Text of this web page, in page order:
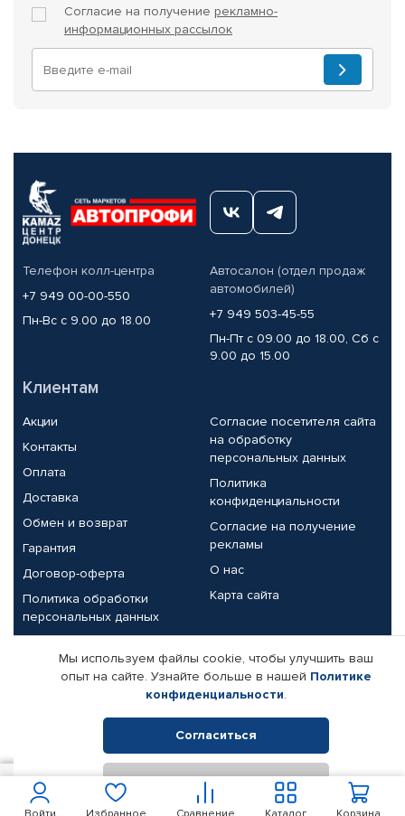
Согласие на получение рекламно-
информационных рассылок
Телефон колл-центра
+7 949 00-00-550
Пн-Вс с 9.00 до 18.00
Автосалон (отдел продаж
автомобилей)
+7 949 503-45-55
Пн-Пт с 09.00 до 18.00, Сб с
9.00 до 15.00
Клиентам
Акции
Контакты
Оплата
Доставка
Обмен и возврат
Гарантия
Договор-оферта
Политика обработки
персональных данных
Согласие посетителя сайта
на обработку
персональных данных
Политика
конфиденциальности
Согласие на получение
рекламы
О нас
Карта сайта
Партнерам
Корпоративным клиентам
Поставщикам
Реквизиты компании
© КАМАЗ ЦЕНТР ДОНЕЦК, 2015-2026. Все права защищены.
Интернет-магазин автомобильных товаров Автопрофи.
Мы используем файлы cookie, чтобы улучшить ваш
опыт на сайте. Узнайте больше в нашей Политике
конфиденциальности.
Согласиться
Отклонить
2 350 В корзину